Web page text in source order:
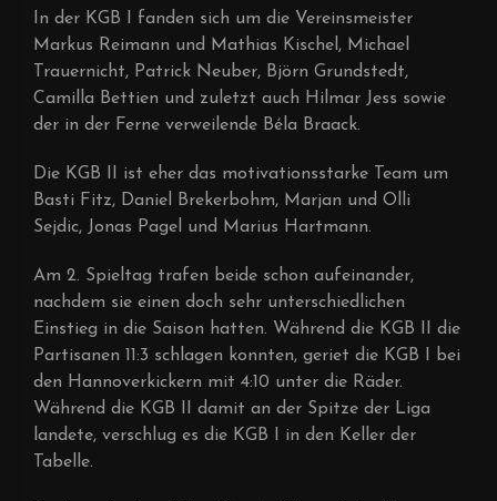
In der KGB I fanden sich um die Vereinsmeister
Markus Reimann und Mathias Kischel, Michael
Trauernicht, Patrick Neuber, Björn Grundstedt,
Camilla Bettien und zuletzt auch Hilmar Jess sowie
der in der Ferne verweilende Béla Braack.
Die KGB II ist eher das motivationsstarke Team um
Basti Fitz, Daniel Brekerbohm, Marjan und Olli
Sejdic, Jonas Pagel und Marius Hartmann.
Am 2. Spieltag trafen beide schon aufeinander,
nachdem sie einen doch sehr unterschiedlichen
Einstieg in die Saison hatten. Während die KGB II die
Partisanen 11:3 schlagen konnten, geriet die KGB I bei
den Hannoverkickern mit 4:10 unter die Räder.
Während die KGB II damit an der Spitze der Liga
landete, verschlug es die KGB I in den Keller der
Tabelle.